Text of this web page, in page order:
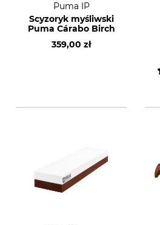
Puma IP
Scyzoryk myśliwski
Puma Cárabo Birch
359,00 zł